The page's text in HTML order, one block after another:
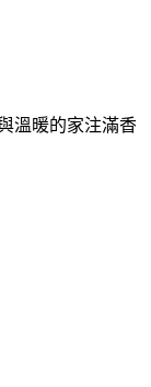
溫暖的家注滿香